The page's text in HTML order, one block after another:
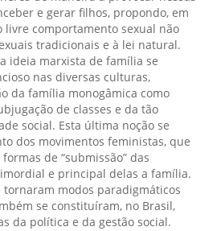
e gerar filhos, propondo, em
livre comportamento sexual não
tradicionais e à lei natural.
ideia marxista de família se
nas diversas culturas,
da família monogâmica como
de classes e da tão
social. Esta última noção se
dos movimentos feministas, que
de “submissão” das
e principal delas a família.
tornaram modos paradigmáticos
se constituíram, no Brasil,
da política e da gestão social.